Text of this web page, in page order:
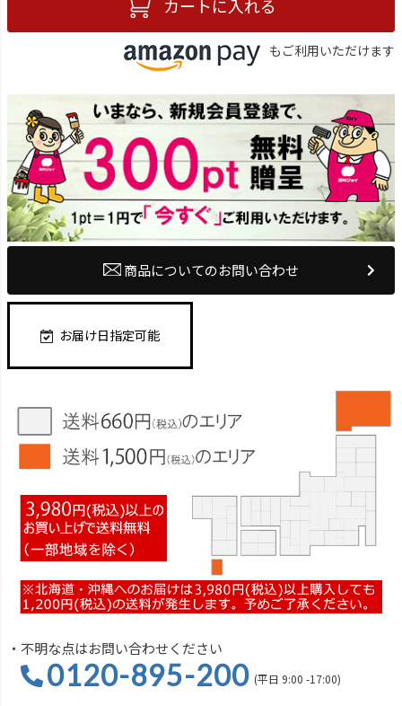
カートに入れる
もご利用いただけます
商品についてのお問い合わせ
お届け日指定可能
・不明な点はお問い合わせください
0120-895-200 (平日 9:00 -17:00)